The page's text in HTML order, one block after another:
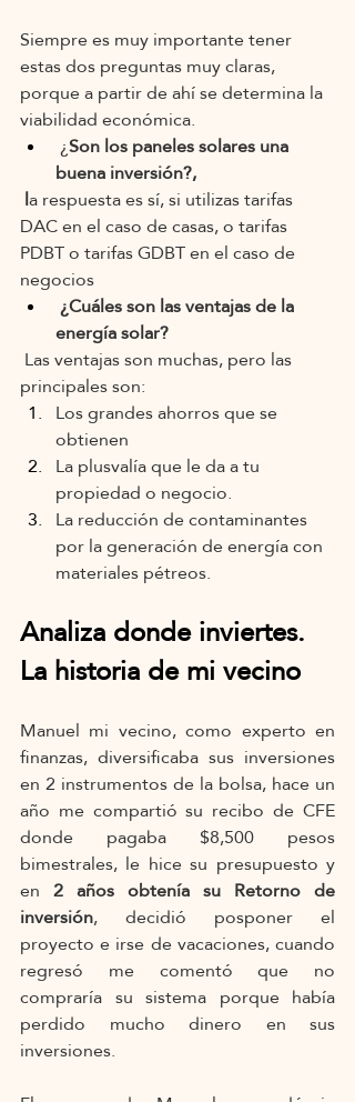
Siempre es muy importante tener
estas dos preguntas muy claras,
porque a partir de ahí se determina la
viabilidad económica.
¿Son los paneles solares una
buena inversión?,
la respuesta es sí, si utilizas tarifas
DAC en el caso de casas, o tarifas
PDBT o tarifas GDBT en el caso de
negocios
energía solar?
Las ventajas son muchas, pero las
principales son:
Los grandes ahorros que se
obtienen
La plusvalía que le da a tu
propiedad o negocio.
La reducción de contaminantes
por la generación de energía con
materiales pétreos.
Analiza donde inviertes.
La historia de mi vecino
Manuel mi vecino, como experto en
finanzas, diversificaba sus inversiones
en 2 instrumentos de la bolsa, hace un
año me compartió su recibo de CFE
donde pagaba $8,500 pesos
bimestrales, le hice su presupuesto y
en 2 años obtenía su Retorno de
inversión, decidió posponer el
proyecto e irse de vacaciones, cuando
regresó me comentó que no
compraría su sistema porque había
perdido mucho dinero en sus
inversiones.